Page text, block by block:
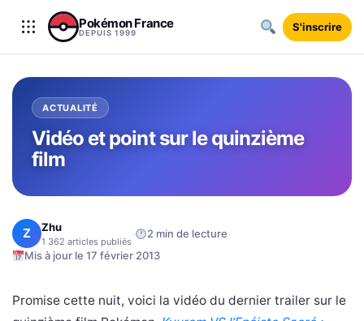
Aller au contenu
Pokémon France
DEPUIS 1999 S'inscrire
ACTUALITÉ
Vidéo et point sur le quinzième
film
Z Zhu
1 362 articles publiés · 2 min de lecture·
Mis à jour le 17 février 2013
Promise cette nuit, voici la vidéo du dernier trailer sur le